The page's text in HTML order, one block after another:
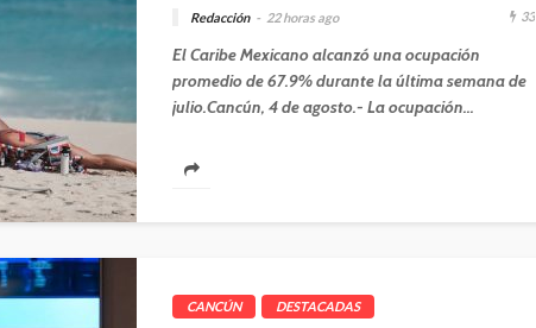
Redacción 22 horas ago 33
El Caribe Mexicano alcanzó una ocupación
promedio de 67.9% durante la última semana de
julio.Cancún, 4 de agosto.- La ocupación...
CANCÚN DESTACADAS